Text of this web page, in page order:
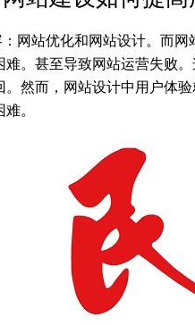
网站优化和网站设计。而
。甚至导致网站运营失败
然而，网站设计中用户体
。